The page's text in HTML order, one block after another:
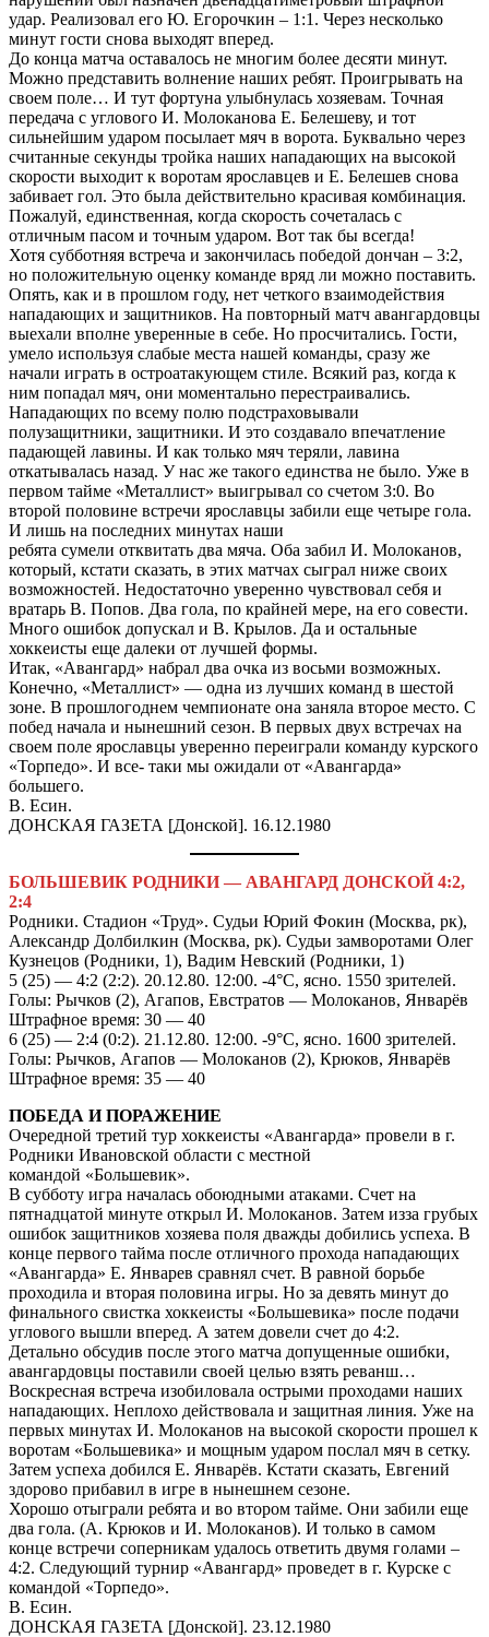
удар. Реализовал его Ю. Егорочкин – 1:1. Через несколько
минут гости снова выходят вперед.
До конца матча оставалось не многим более десяти минут.
Можно представить волнение наших ребят. Проигрывать на
своем поле… И тут фортуна улыбнулась хозяевам. Точная
передача с углового И. Молоканова Е. Белешеву, и тот
сильнейшим ударом посылает мяч в ворота. Буквально через
считанные секунды тройка наших нападающих на высокой
скорости выходит к воротам ярославцев и Е. Белешев снова
забивает гол. Это была действительно красивая комбинация.
Пожалуй, единственная, когда скорость сочеталась с
отличным пасом и точным ударом. Вот так бы всегда!
Хотя субботняя встреча и закончилась победой дончан – 3:2,
но положительную оценку команде вряд ли можно поставить.
Опять, как и в прошлом году, нет четкого взаимодействия
нападающих и защитников. На повторный матч авангардовцы
выехали вполне уверенные в себе. Но просчитались. Гости,
умело используя слабые места нашей команды, сразу же
начали играть в остроатакующем стиле. Всякий раз, когда к
ним попадал мяч, они моментально перестраивались.
Нападающих по всему полю подстраховывали
полузащитники, защитники. И это создавало впечатление
падающей лавины. И как только мяч теряли, лавина
откатывалась назад. У нас же такого единства не было. Уже в
первом тайме «Металлист» выигрывал со счетом 3:0. Во
второй половине встречи ярославцы забили еще четыре гола.
И лишь на последних минутах наши
ребята сумели отквитать два мяча. Оба забил И. Молоканов,
который, кстати сказать, в этих матчах сыграл ниже своих
возможностей. Недостаточно уверенно чувствовал себя и
вратарь В. Попов. Два гола, по крайней мере, на его совести.
Много ошибок допускал и В. Крылов. Да и остальные
хоккеисты еще далеки от лучшей формы.
Итак, «Авангард» набрал два очка из восьми возможных.
Конечно, «Металлист» — одна из лучших команд в шестой
зоне. В прошлогоднем чемпионате она заняла второе место. С
побед начала и нынешний сезон. В первых двух встречах на
своем поле ярославцы уверенно переиграли команду курского
«Торпедо». И все- таки мы ожидали от «Авангарда»
большего.
В. Есин.
ДОНСКАЯ ГАЗЕТА [Донской]. 16.12.1980
БОЛЬШЕВИК РОДНИКИ — АВАНГАРД ДОНСКОЙ 4:2,
2:4
Родники. Стадион «Труд». Судьи Юрий Фокин (Москва, рк),
Александр Долбилкин (Москва, рк). Судьи замворотами Олег
Кузнецов (Родники, 1), Вадим Невский (Родники, 1)
5 (25) — 4:2 (2:2). 20.12.80. 12:00. -4°С, ясно. 1550 зрителей.
Голы: Рычков (2), Агапов, Евстратов — Молоканов, Январёв
Штрафное время: 30 — 40
6 (25) — 2:4 (0:2). 21.12.80. 12:00. -9°С, ясно. 1600 зрителей.
Голы: Рычков, Агапов — Молоканов (2), Крюков, Январёв
Штрафное время: 35 — 40
ПОБЕДА И ПОРАЖЕНИЕ
Очередной третий тур хоккеисты «Авангарда» провели в г.
Родники Ивановской области с местной
командой «Большевик».
В субботу игра началась обоюдными атаками. Счет на
пятнадцатой минуте открыл И. Молоканов. Затем изза грубых
ошибок защитников хозяева поля дважды добились успеха. В
конце первого тайма после отличного прохода нападающих
«Авангарда» Е. Январев сравнял счет. В равной борьбе
проходила и вторая половина игры. Но за девять минут до
финального свистка хоккеисты «Большевика» после подачи
углового вышли вперед. А затем довели счет до 4:2.
Детально обсудив после этого матча допущенные ошибки,
авангардовцы поставили своей целью взять реванш…
Воскресная встреча изобиловала острыми проходами наших
нападающих. Неплохо действовала и защитная линия. Уже на
первых минутах И. Молоканов на высокой скорости прошел к
воротам «Большевика» и мощным ударом послал мяч в сетку.
Затем успеха добился Е. Январёв. Кстати сказать, Евгений
здорово прибавил в игре в нынешнем сезоне.
Хорошо отыграли ребята и во втором тайме. Они забили еще
два гола. (А. Крюков и И. Молоканов). И только в самом
конце встречи соперникам удалось ответить двумя голами –
4:2. Следующий турнир «Авангард» проведет в г. Курске с
командой «Торпедо».
В. Есин.
ДОНСКАЯ ГАЗЕТА [Донской]. 23.12.1980